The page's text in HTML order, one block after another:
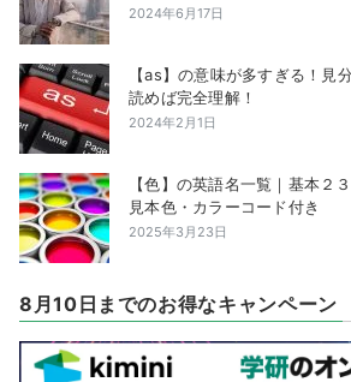
2024年6月17日
【as】の意味が多すぎる！見
読めば完全理解！
2024年2月1日
【色】の英語名一覧｜基本２
見本色・カラーコード付き
2025年3月23日
8月10日までのお得なキャンペーン